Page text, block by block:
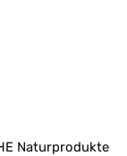
Naturprodukte